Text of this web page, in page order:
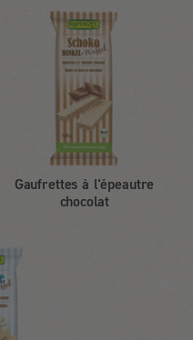
Gaufrettes à l'épeautre
chocolat